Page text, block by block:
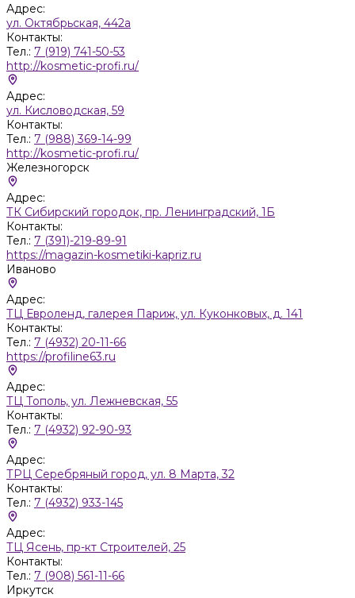
Адрес:
ул. Октябрьская, 442а
Контакты:
Тел.: 7 (919) 741-50-53
http://kosmetic-profi.ru/
Адрес:
ул. Кисловодская, 59
Контакты:
Тел.: 7 (988) 369-14-99
http://kosmetic-profi.ru/
Железногорск
Адрес:
ТК Сибирский городок, пр. Ленинградский, 1Б
Контакты:
Тел.: 7 (391)-219-89-91
https://magazin-kosmetiki-kapriz.ru
Иваново
Адрес:
ТЦ Евроленд, галерея Париж, ул. Куконковых, д. 141
Контакты:
Тел.: 7 (4932) 20-11-66
https://profiline63.ru
Адрес:
ТЦ Тополь, ул. Лежневская, 55
Контакты:
Тел.: 7 (4932) 92-90-93
Адрес:
ТРЦ Серебряный город, ул. 8 Марта, 32
Контакты:
Тел.: 7 (4932) 933-145
Адрес:
ТЦ Ясень, пр-кт Строителей, 25
Контакты:
Тел.: 7 (908) 561-11-66
Иркутск